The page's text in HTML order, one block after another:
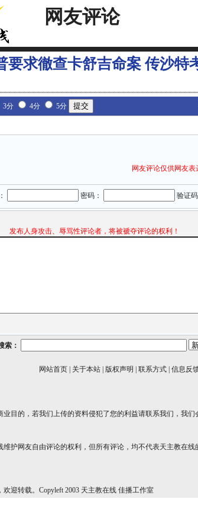
网友评论
要求徹查卡舒吉命案 传沙特
3分 4分 5分
网友评论仅供网友
密码： 验证码
发布人身攻击、辱骂性评论者，将被褫夺评论的权利！
索：
网站首页 关于本站 版权声明 联系方式 信息反
业目的，若我们上传的资料侵犯了您的利益请联系我们，我们
维护网友自由评论的权利，但所有评论，均不代表天主教在
欢迎转载。Copyleft 2003 天主教在线 佳播工作室